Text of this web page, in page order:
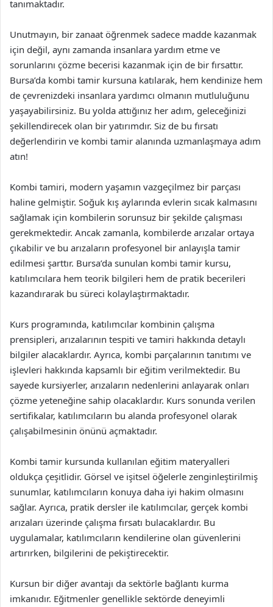
tanımaktadır.
Unutmayın, bir zanaat öğrenmek sadece madde kazanmak
için değil, aynı zamanda insanlara yardım etme ve
sorunlarını çözme becerisi kazanmak için de bir fırsattır.
Bursa’da kombi tamir kursuna katılarak, hem kendinize hem
de çevrenizdeki insanlara yardımcı olmanın mutluluğunu
yaşayabilirsiniz. Bu yolda attığınız her adım, geleceğinizi
şekillendirecek olan bir yatırımdır. Siz de bu fırsatı
değerlendirin ve kombi tamir alanında uzmanlaşmaya adım
atın!
Kombi tamiri, modern yaşamın vazgeçilmez bir parçası
haline gelmiştir. Soğuk kış aylarında evlerin sıcak kalmasını
sağlamak için kombilerin sorunsuz bir şekilde çalışması
gerekmektedir. Ancak zamanla, kombilerde arızalar ortaya
çıkabilir ve bu arızaların profesyonel bir anlayışla tamir
edilmesi şarttır. Bursa’da sunulan kombi tamir kursu,
katılımcılara hem teorik bilgileri hem de pratik becerileri
kazandırarak bu süreci kolaylaştırmaktadır.
Kurs programında, katılımcılar kombinin çalışma
prensipleri, arızalarının tespiti ve tamiri hakkında detaylı
bilgiler alacaklardır. Ayrıca, kombi parçalarının tanıtımı ve
işlevleri hakkında kapsamlı bir eğitim verilmektedir. Bu
sayede kursiyerler, arızaların nedenlerini anlayarak onları
çözme yeteneğine sahip olacaklardır. Kurs sonunda verilen
sertifikalar, katılımcıların bu alanda profesyonel olarak
çalışabilmesinin önünü açmaktadır.
Kombi tamir kursunda kullanılan eğitim materyalleri
oldukça çeşitlidir. Görsel ve işitsel öğelerle zenginleştirilmiş
sunumlar, katılımcıların konuya daha iyi hakim olmasını
sağlar. Ayrıca, pratik dersler ile katılımcılar, gerçek kombi
arızaları üzerinde çalışma fırsatı bulacaklardır. Bu
uygulamalar, katılımcıların kendilerine olan güvenlerini
artırırken, bilgilerini de pekiştirecektir.
Kursun bir diğer avantajı da sektörle bağlantı kurma
imkanıdır. Eğitmenler genellikle sektörde deneyimli